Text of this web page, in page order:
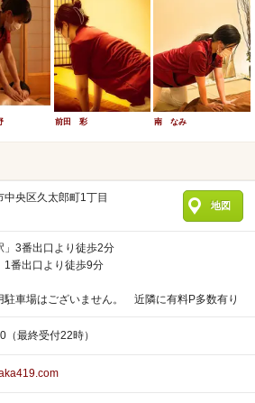
前田 彩 南 なみ
中央区久太郎町1丁目
地図
」3番出口より徒歩2分
1番出口より徒歩9分
車場はございません。​ 近隣に有料P多数有り
（最終受付22時）